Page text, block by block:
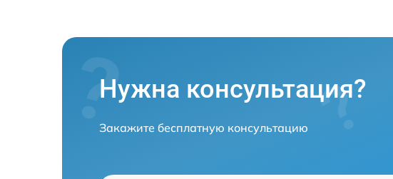
Нужна консультация?
Закажите бесплатную консультацию